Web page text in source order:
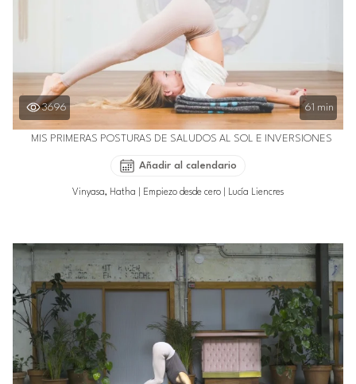
3696 61 min
MIS PRIMERAS POSTURAS DE SALUDOS AL SOL E INVERSIONES
Añadir al calendario
Vinyasa, Hatha Empiezo desde cero Lucía Liencres